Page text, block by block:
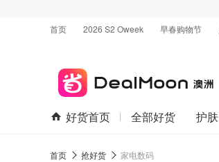
首页
2026 S2 Oweek 早春购物节
好货首页 全部好货 护肤
首页 抢好货 家电数码